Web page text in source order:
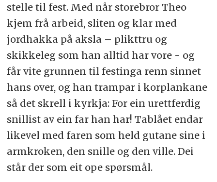
stelle til fest. Med når storebror Theo
kjem frå arbeid, sliten og klar med
jordhakka på aksla – plikttru og
skikkeleg som han alltid har vore - og
får vite grunnen til festinga renn sinnet
hans over, og han trampar i korplankane
så det skrell i kyrkja: For ein urettferdig
snillist av ein far han har! Tablået endar
likevel med faren som held gutane sine i
armkroken, den snille og den ville. Dei
står der som eit ope spørsmål.